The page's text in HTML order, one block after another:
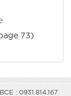
73)
: 0931.814.167